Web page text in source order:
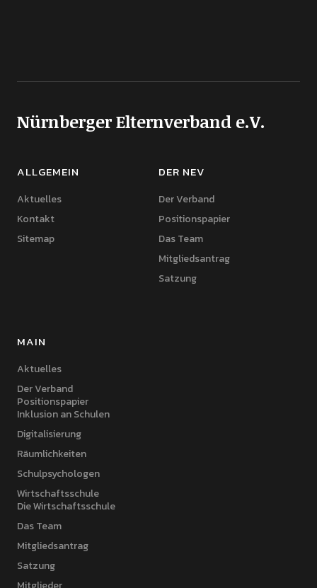
Nürnberger Elternverband e.V.
ALLGEMEIN
Aktuelles
Kontakt
Sitemap
DER NEV
Der Verband
Positionspapier
Das Team
Mitgliedsantrag
Satzung
MAIN
Aktuelles
Der Verband
Positionspapier
Inklusion an Schulen
Digitalisierung
Räumlichkeiten
Schulpsychologen
Wirtschaftsschule
Die Wirtschaftsschule
Das Team
Mitgliedsantrag
Satzung